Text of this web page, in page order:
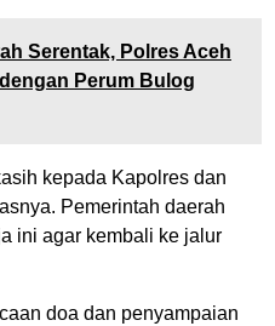
Serentak, Polres Aceh
Perum Bulog
kepada Kapolres dan
Pemerintah daerah
ini agar kembali ke jalur
doa dan penyampaian